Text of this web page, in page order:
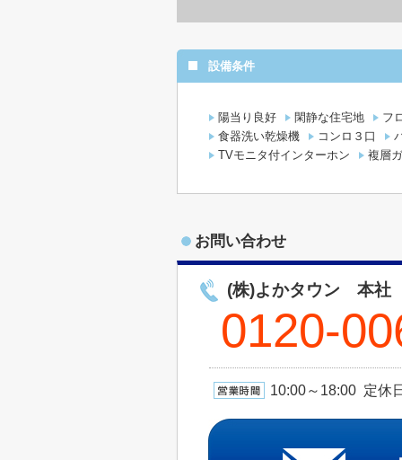
設備条件
陽当り良好 閑静な住宅地
フ
食器洗い乾燥機
コンロ３口
TVモニタ付インターホン
複層
お問い合わせ
(株)よかタウン 本社
0120-
10:00～18:00 定休